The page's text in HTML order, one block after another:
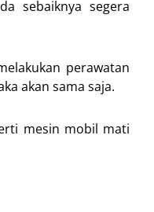
sebaiknya segera
perawatan
akan sama saja.
mesin mobil mati